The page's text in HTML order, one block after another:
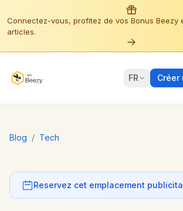
Connectez-vous, profitez de vos Bonus Beezy
articles.
FR Créer
Blog / Tech
Reservez cet emplacement